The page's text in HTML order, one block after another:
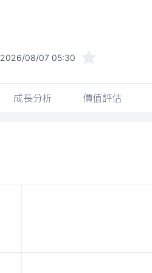
2026/08/07 05:30
成長分析 價值評估